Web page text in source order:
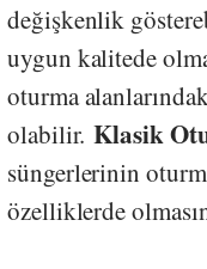
değişkenlik
uygun kalitede
oturma
olabilir.Klasik
süngerlerinin
özelliklerde